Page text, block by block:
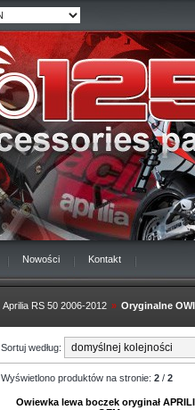
Nowości Kontakt
Aprilia RS 50 2006-2012 » Oryginalne
Sortuj według:
Wyświetlono produktów na stronie: 2 / 2
Owiewka lewa boczek oryginał